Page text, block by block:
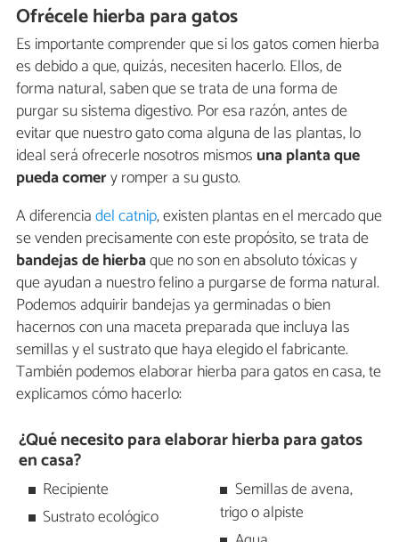
Ofrécele hierba para gatos
Es importante comprender que si los gatos comen hierba
es debido a que, quizás, necesiten hacerlo. Ellos, de
forma natural, saben que se trata de una forma de
purgar su sistema digestivo. Por esa razón, antes de
evitar que nuestro gato coma alguna de las plantas, lo
ideal será ofrecerle nosotros mismos una planta que
pueda comery romper a su gusto.
A diferenciadel catnip, existen plantas en el mercado que
se venden precisamente con este propósito, se trata de
bandejas de hierbaque no son en absoluto tóxicas y
que ayudan a nuestro felino a purgarse de forma natural.
Podemos adquirir bandejas ya germinadas o bien
hacernos con una maceta preparada que incluya las
semillas y el sustrato que haya elegido el fabricante.
También podemos elaborar hierba para gatos en casa, te
explicamos cómo hacerlo:
¿Qué necesito para elaborar hierba para gatos
en casa?
Recipiente
Sustrato ecológico
Semillas de avena,
trigo o alpiste